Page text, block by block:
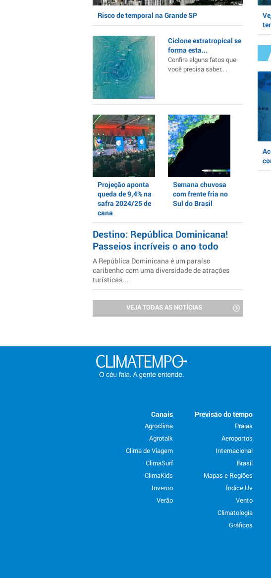
Risco de temporal na Grande SP
Ciclone extratropical se
forma esta...
Confira alguns fatos que
você precisa saber.. .
Projeção aponta
queda de 9,4% na
safra 2024/25 de
cana
Semana chuvosa
com frente fria no
Sul do Brasil
Destino: República Dominicana!
Passeios incríveis o ano todo
A República Dominicana é um paraíso
caribenho com uma diversidade de atrações
turísticas...
VEJA TODAS AS NOTÍCIAS
Previsão do tempo
Praias
Aeroportos
Internacional
Brasil
Mapas e Regiões
Índice Uv
Vento
Climatologia
Gráficos
Canais
Agroclima
Agrotalk
Clima de Viagem
ClimaSurf
ClimaKids
Inverno
Verão